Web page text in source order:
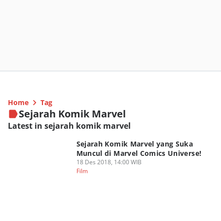
Home Tag
Sejarah Komik Marvel
Latest in sejarah komik marvel
Sejarah Komik Marvel yang Suka
Muncul di Marvel Comics Universe!
18 Des 2018, 14:00 WIB
Film